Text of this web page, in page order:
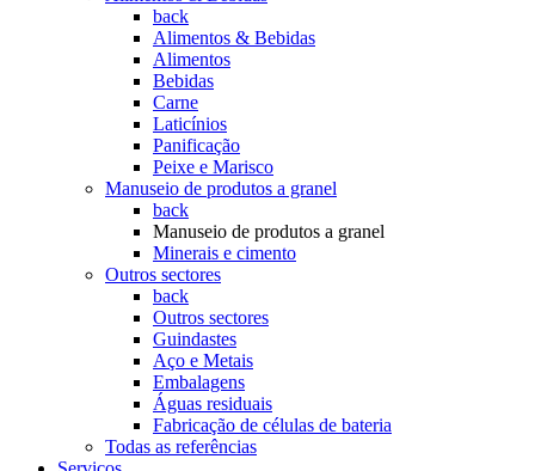
back
Alimentos & Bebidas
Alimentos
Bebidas
Carne
Laticínios
Panificação
Peixe e Marisco
Manuseio de produtos a granel
back
Manuseio de produtos a granel
Minerais e cimento
Outros sectores
back
Outros sectores
Guindastes
Aço e Metais
Embalagens
Águas residuais
Fabricação de células de bateria
Todas as referências